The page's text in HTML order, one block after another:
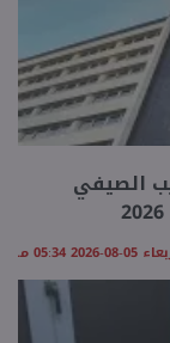
الصيفي
2026 05:34 مـ